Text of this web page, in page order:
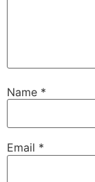
Name *
Email *